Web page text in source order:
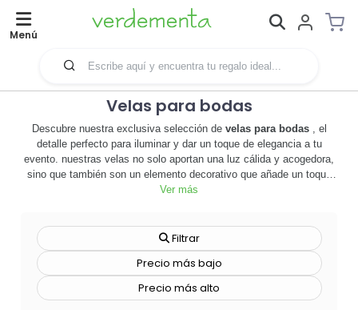
Menú
Velas para bodas
Descubre nuestra exclusiva selección de velas para bodas, el
detalle perfecto para iluminar y dar un toque de elegancia a tu
evento. nuestras velas no solo aportan una luz cálida y acogedora,
sino que también son un elemento decorativo que añade un toque
de sofisticación a cualquier ambiente. personalizables al 100%,
merchandising única y efectiva. 🕯️ además, son un regalo perfecto
para los invitados, un recuerdo duradero de un día inolvidable. no
importa el estilo de tu boda, tenemos una vela para ti. desde
diseños clásicos y elegantes hasta opciones más modernas y
atrevidas. y lo mejor de todo, nuestras velas están hechas con cera
Ver más
Filtrar
Precio más bajo
Precio más alto